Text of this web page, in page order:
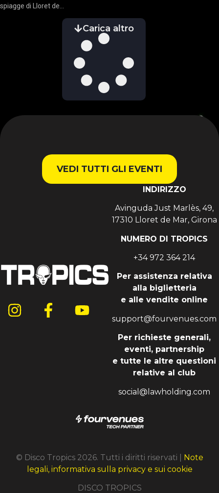
spiagge di Lloret de...
Carica altro
VEDI TUTTI GLI EVENTI
INDIRIZZO
Avinguda Just Marlès, 49,
17310 Lloret de Mar, Girona
NUMERO DI TROPICS
+34 972 364 214
Per assistenza relativa
alla biglietteria
e alle vendite online
support@fourvenues.com
Per richieste generali,
eventi, partnership
e tutte le altre questioni
relative al club
social@lawholding.com
© Disco Tropics 2026. Tutti i diritti riservati | Note
legali, informativa sulla privacy e sui cookie
DISCO TROPICS